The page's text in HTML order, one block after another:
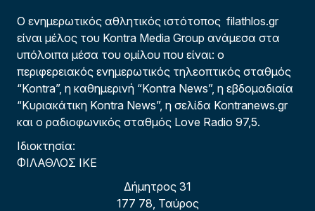
Ο ενημερωτικός αθλητικός ιστότοπος filathlos.gr
είναι μέλος του Kontra Media Group ανάμεσα στα
υπόλοιπα μέσα του ομίλου που είναι: ο
περιφερειακός ενημερωτικός τηλεοπτικός σταθμός
“Kontra”, η καθημερινή “Kontra News”, η εβδομαδιαία
“Κυριακάτικη Kontra News”, η σελίδα Kontranews.gr
και ο ραδιοφωνικός σταθμός Love Radio 97,5.
Ιδιοκτησία:
ΦΙΛΑΘΛΟΣ ΙΚΕ
Δήμητρος 31
177 78, Ταύρος